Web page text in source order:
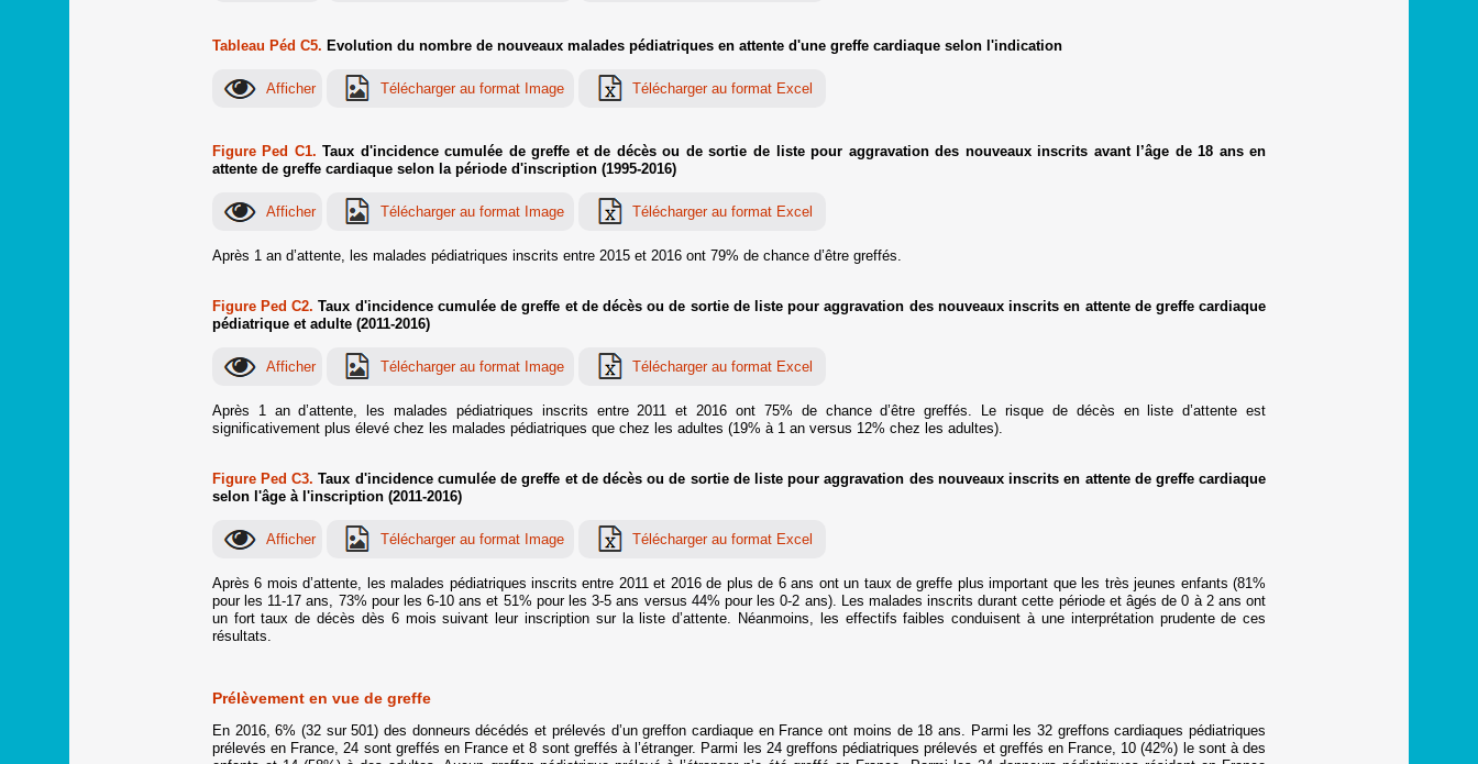
Tableau Péd C5. Evolution du nombre de nouveaux malades pédiatriques en attente d'une greffe cardiaque selon l'indication
Figure Ped C1. Taux d'incidence cumulée de greffe et de décès ou de sortie de liste pour aggravation des nouveaux inscrits avant l’âge de 18 ans en
attente de greffe cardiaque selon la période d'inscription (1995-2016)
Après 1 an d’attente, les malades pédiatriques inscrits entre 2015 et 2016 ont 79% de chance d’être greffés.
Figure Ped C2. Taux d'incidence cumulée de greffe et de décès ou de sortie de liste pour aggravation des nouveaux inscrits en attente de greffe cardiaque
pédiatrique et adulte (2011-2016)
Après 1 an d’attente, les malades pédiatriques inscrits entre 2011 et 2016 ont 75% de chance d’être greffés. Le risque de décès en liste d’attente est
significativement plus élevé chez les malades pédiatriques que chez les adultes (19% à 1 an versus 12% chez les adultes).
Figure Ped C3. Taux d'incidence cumulée de greffe et de décès ou de sortie de liste pour aggravation des nouveaux inscrits en attente de greffe cardiaque
selon l'âge à l'inscription (2011-2016)
Après 6 mois d’attente, les malades pédiatriques inscrits entre 2011 et 2016 de plus de 6 ans ont un taux de greffe plus important que les très jeunes enfants (81%
pour les 11-17 ans, 73% pour les 6-10 ans et 51% pour les 3-5 ans versus 44% pour les 0-2 ans). Les malades inscrits durant cette période et âgés de 0 à 2 ans ont
un fort taux de décès dès 6 mois suivant leur inscription sur la liste d’attente. Néanmoins, les effectifs faibles conduisent à une interprétation prudente de ces
résultats.
Prélèvement en vue de greffe
En 2016, 6% (32 sur 501) des donneurs décédés et prélevés d’un greffon cardiaque en France ont moins de 18 ans. Parmi les 32 greffons cardiaques pédiatriques
prélevés en France, 24 sont greffés en France et 8 sont greffés à l’étranger. Parmi les 24 greffons pédiatriques prélevés et greffés en France, 10 (42%) le sont à des